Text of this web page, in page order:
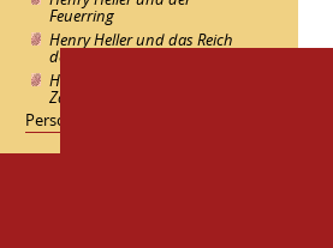
Feuerring
Henry Heller und das Reich
der Geister
Henry Heller und der
Zauberdieb
Personalisierte Krimiparty